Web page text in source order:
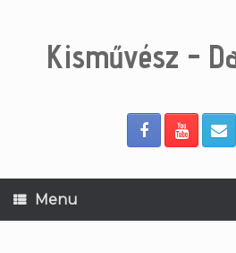
Kisművész -
Menu